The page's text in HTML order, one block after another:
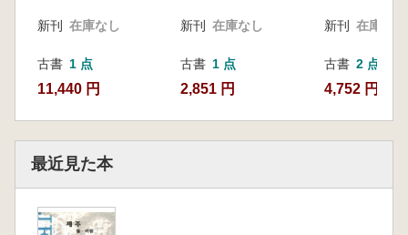
新刊 在庫なし
古書 1 点
11,440 円
新刊 在庫なし
古書 1 点
2,851 円
新刊 在庫なし
古書 2 点
4,752 円~
最近見た本